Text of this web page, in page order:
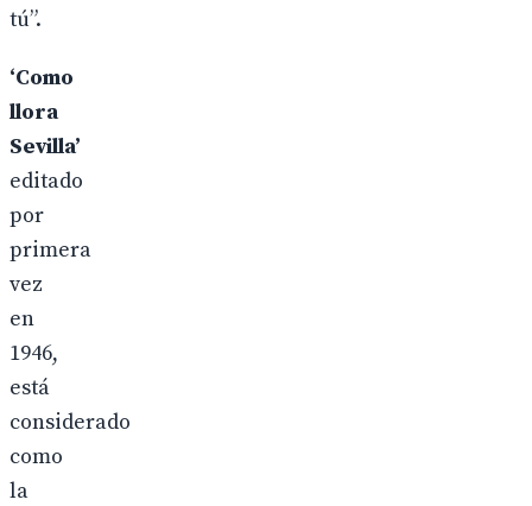
tú”.
‘Como
llora
Sevilla’
editado
por
primera
vez
en
1946,
está
considerado
como
la